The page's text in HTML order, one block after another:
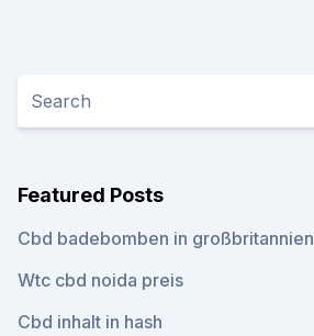
Featured Posts
Cbd badebomben in großbritannien
Wtc cbd noida preis
Cbd inhalt in hash